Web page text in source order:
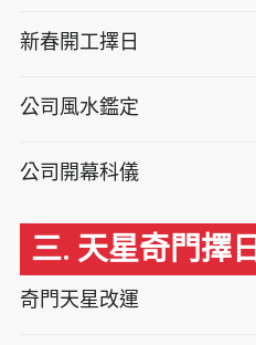
新春開工擇日
公司風水鑑定
公司開幕科儀
三. 天星奇門擇日
奇門天星改運